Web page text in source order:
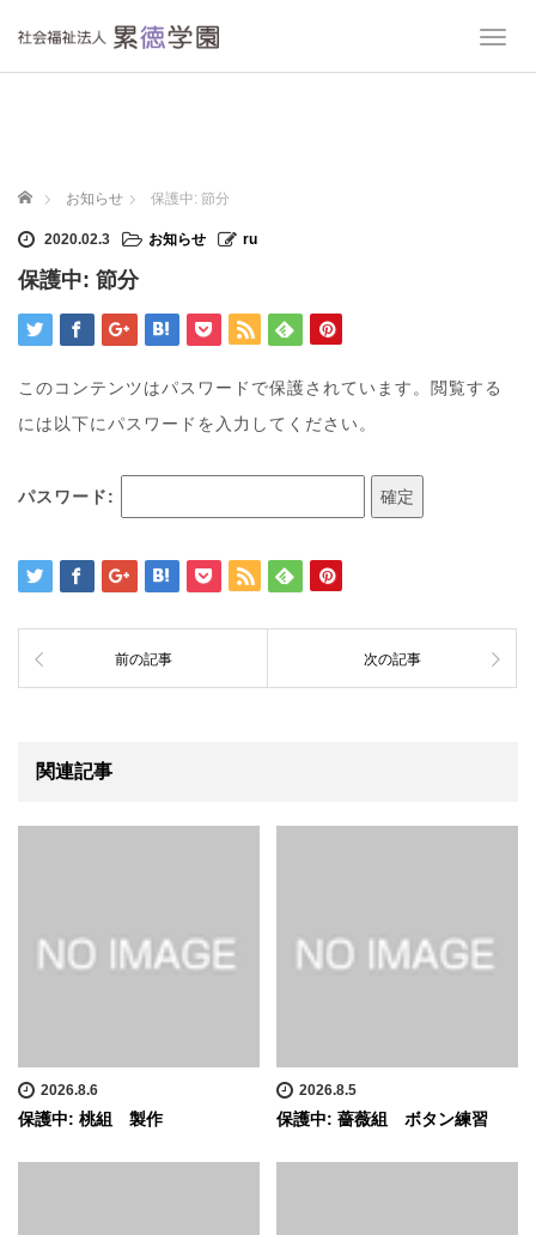
T
n
ホーム お知らせ 保護中: 節分
2020.02.3 お知らせ ru
保護中: 節分
このコンテンツはパスワードで保護されています。閲覧する
には以下にパスワードを入力してください。
パスワード:
前の記事 次の記事
関連記事
2026.8.6
保護中: 桃組 製作
2026.8.5
保護中: 薔薇組 ボタン練習